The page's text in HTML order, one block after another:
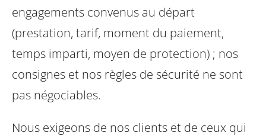
engagements convenus au départ
(prestation, tarif, moment du paiement,
temps imparti, moyen de protection) ; nos
consignes et nos règles de sécurité ne sont
pas négociables.
Nous exigeons de nos clients et de ceux qui